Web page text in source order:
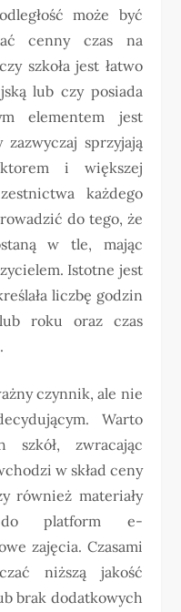
może być
cenny czas na
szkoła jest łatwo
lub czy posiada
elementem jest
sprzyjają
i większej
każdego
do tego, że
w tle, mając
Istotne jest
liczbę godzin
roku oraz czas
czynnik, ale nie
Warto
szkół, zwracając
w skład ceny
również materiały
do platform e-
zajęcia. Czasami
niższą jakość
brak dodatkowych